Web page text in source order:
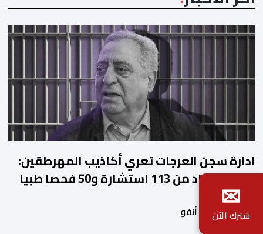
ادارة سجن العرجات تعري أكاذيب المهرطقين:
زيان استفاد من 113 استشارة و50 فحصا طبيا
بواسطة أحداث. أنفو
✉
شترك الآن